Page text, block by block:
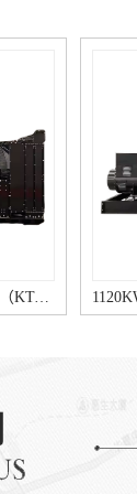
1120KW康明斯发电机组（KTA50-G3柴油机）